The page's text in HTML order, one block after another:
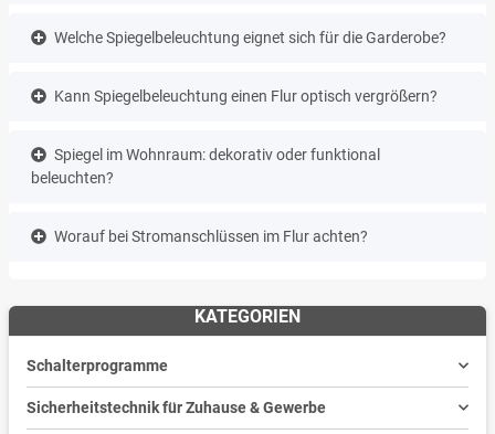
Welche Spiegelbeleuchtung eignet sich für die Garderobe?
Kann Spiegelbeleuchtung einen Flur optisch vergrößern?
Spiegel im Wohnraum: dekorativ oder funktional
beleuchten?
Worauf bei Stromanschlüssen im Flur achten?
KATEGORIEN
Schalterprogramme
Sicherheitstechnik für Zuhause & Gewerbe